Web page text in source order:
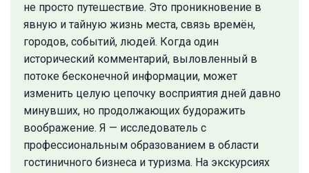
не просто путешествие. Это проникновение в
явную и тайную жизнь места, связь времён,
городов, событий, людей. Когда один
исторический комментарий, выловленный в
потоке бесконечной информации, может
изменить целую цепочку восприятия дней давно
минувших, но продолжающих будоражить
воображение. Я — исследователь с
профессиональным образованием в области
гостиничного бизнеса и туризма. На экскурсиях